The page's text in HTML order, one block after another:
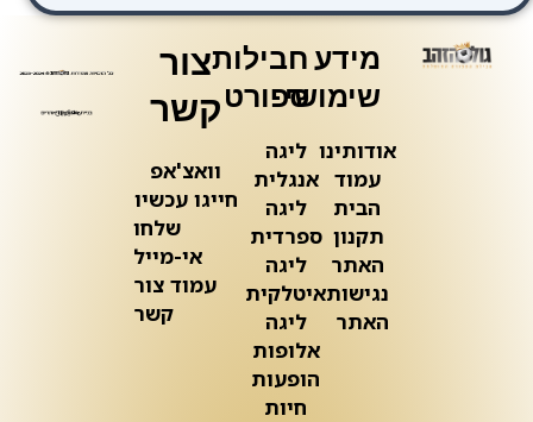
מידע
שימושי
אודותינו
עמוד
הבית
תקנון
האתר
נגישות
האתר
חבילות
ספורט
ליגה
אנגלית
ליגה
ספרדית
ליגה
איטלקית
ליגה
אלופות
הופעות
חיות
צור
קשר
וואצ'אפ
חייגו עכשיו
שלחו
אי-מייל
עמוד צור
קשר